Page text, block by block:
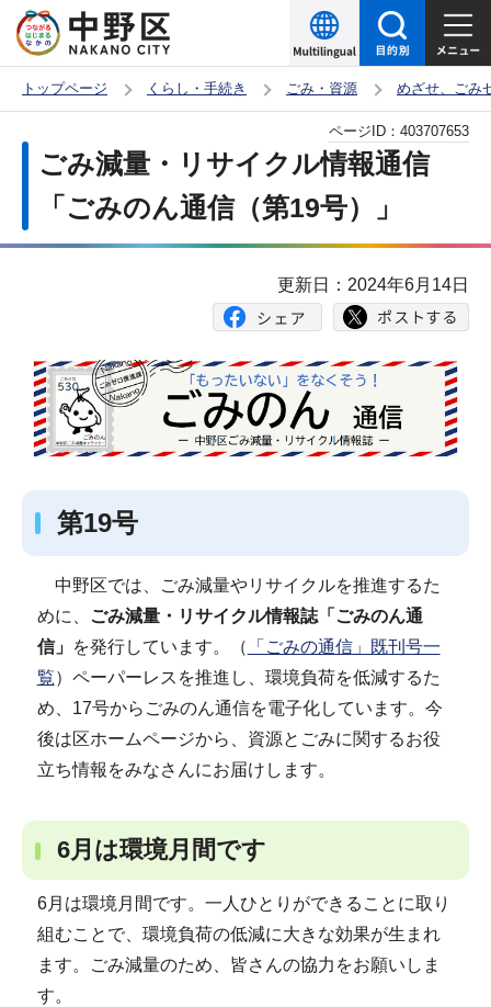
の
ー
トップページ くらし・手続き ごみ・資源 めざせ、ごみ
か
ごみ減量・リサイクル情報通信
「ごみのん通信（第19号）」
ページID： 403707653
更新日：2024年6月14日
第19号
中野区では、ごみ減量やリサイクルを推進するた
めに、
ごみ減量・リサイクル情報誌「ごみのん通
信」 を発行しています。（ 「ごみの通信」既刊号一
覧）ペーパーレスを推進し、環境負荷を低減するた
め、17号からごみのん通信を電子化しています。今
後は区ホームページから、資源とごみに関するお役
立ち情報をみなさんにお届けします。
6月は環境月間です
6月は環境月間です。一人ひとりができることに取り
組むことで、環境負荷の低減に大きな効果が生まれ
ます。ごみ減量のため、皆さんの協力をお願いしま
す。